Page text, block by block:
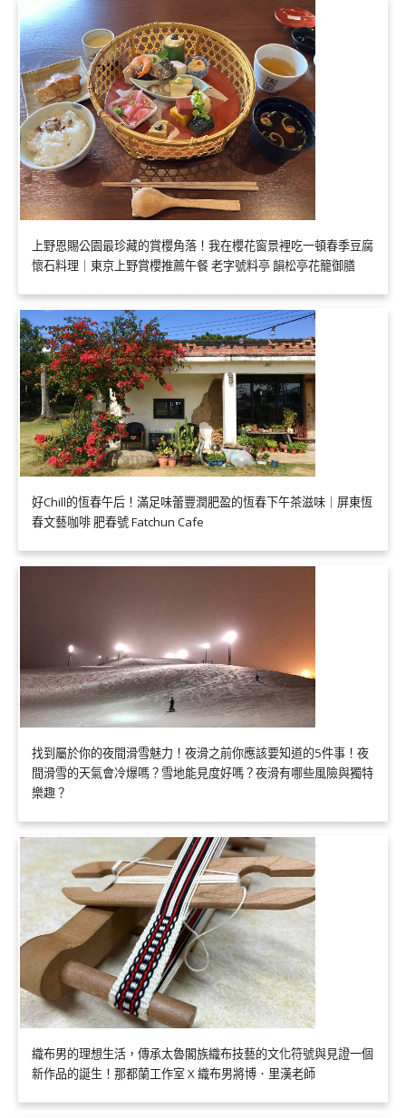
上野恩賜公園最珍藏的賞櫻角落！我在櫻花窗景裡吃一頓春季豆腐
懷石料理｜東京上野賞櫻推薦午餐 老字號料亭 韻松亭花籠御膳
好Chill的恆春午后！滿足味蕾豐潤肥盈的恆春下午茶滋味｜屏東恆
春文藝咖啡 肥春號 Fatchun Cafe
找到屬於你的夜間滑雪魅力！夜滑之前你應該要知道的5件事！夜
間滑雪的天氣會冷爆嗎？雪地能見度好嗎？夜滑有哪些風險與獨特
樂趣？
織布男的理想生活，傳承太魯閣族織布技藝的文化符號與見證一個
新作品的誕生！那都蘭工作室 X 織布男將博．里漢老師